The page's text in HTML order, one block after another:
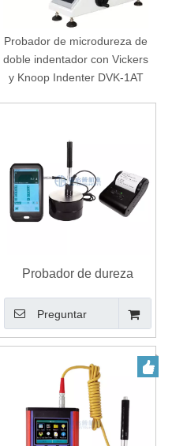
Probador de microdureza de
doble indentador con Vickers
y Knoop Indenter DVK-1AT
Probador de dureza
portátil con control de
pantalla táctil
Preguntar